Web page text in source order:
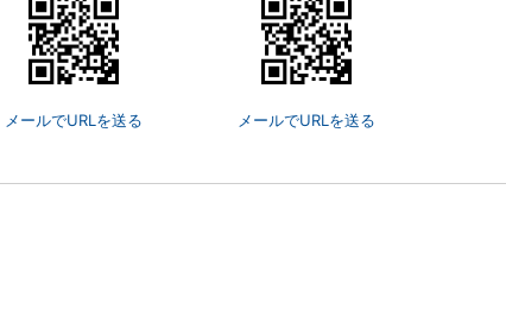
メールでURLを送る
メールでURLを送る